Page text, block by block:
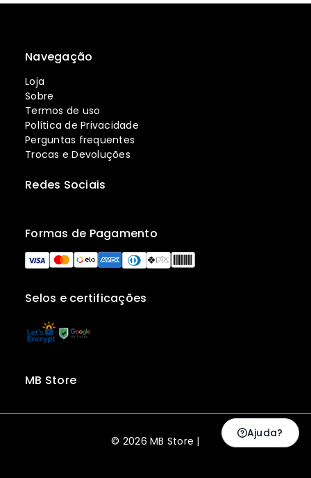
Navegação
Loja
Sobre
Termos de uso
Política de Privacidade
Perguntas frequentes
Trocas e Devoluções
Selos e certificações
Formas de Pagamento
Redes Sociais
MB Store
© 2026 MB Store |
Ajuda?